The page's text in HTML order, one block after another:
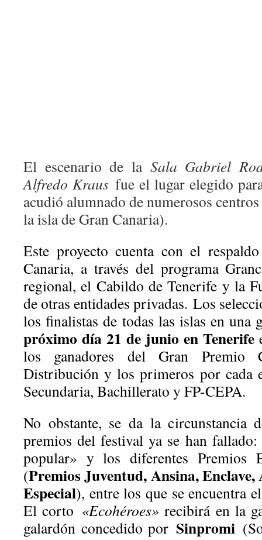
El escenario de la Sala Gabriel
Alfredo Kraus fue el lugar elegido
acudió alumnado de numerosos
la isla de Gran Canaria).
Este proyecto cuenta con el
Canaria, a través del programa
regional, el Cabildo de Tenerife y la
de otras entidades privadas. Los
los finalistas de todas las islas en una
próximo día 21 de junio en Tenerife
los ganadores del Gran Premio
Distribución y los primeros por cada
Secundaria, Bachillerato y FP-CEPA.
No obstante, se da la circunstancia
premios del festival ya se han
popular» y los diferentes Premios
(Premios Juventud, Ansina,
Especial), entre los que se encuentra
El corto «Ecohéroes» recibirá en la
galardón concedido porSinpromi